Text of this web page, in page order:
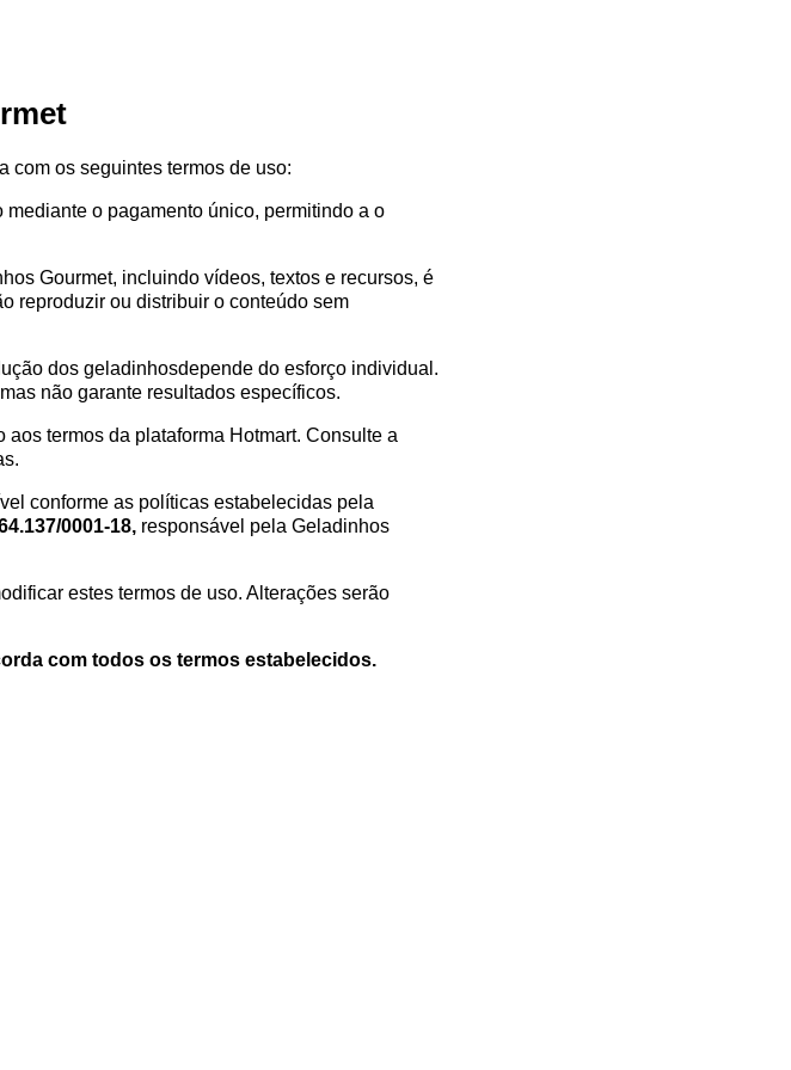
com os seguintes termos de uso:
o pagamento único, permitindo a o
Gourmet, incluindo vídeos, textos e recursos, é
reproduzir ou distribuir o conteúdo sem
dos geladinhosdepende do esforço individual.
não garante resultados específicos.
aos termos da plataforma Hotmart. Consulte a
conforme as políticas estabelecidas pela
0001-18, responsável pela Geladinhos
estes termos de uso. Alterações serão
com todos os termos estabelecidos.